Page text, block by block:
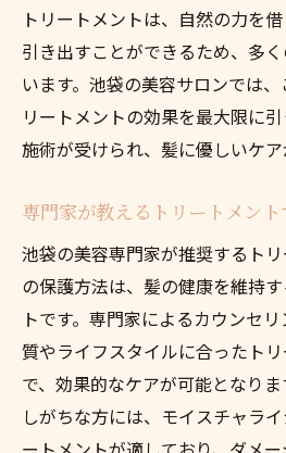
トリートメントは、自然の力を
引き出すことができるため、多
います。池袋の美容サロンでは
リートメントの効果を最大限に
施術が受けられ、髪に優しいケア
専門家が教えるトリートメン
池袋の美容専門家が推奨するト
の保護方法は、髪の健康を維持
トです。専門家によるカウンセ
質やライフスタイルに合ったト
で、効果的なケアが可能となり
しがちな方には、モイスチャラ